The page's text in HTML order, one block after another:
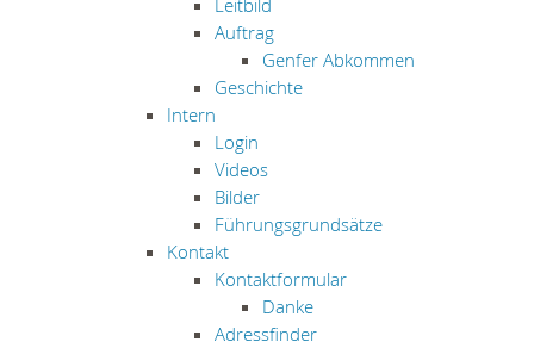
Leitbild
Auftrag
Genfer Abkommen
Geschichte
Intern
Login
Videos
Bilder
Führungsgrundsätze
Kontakt
Kontaktformular
Danke
Adressfinder